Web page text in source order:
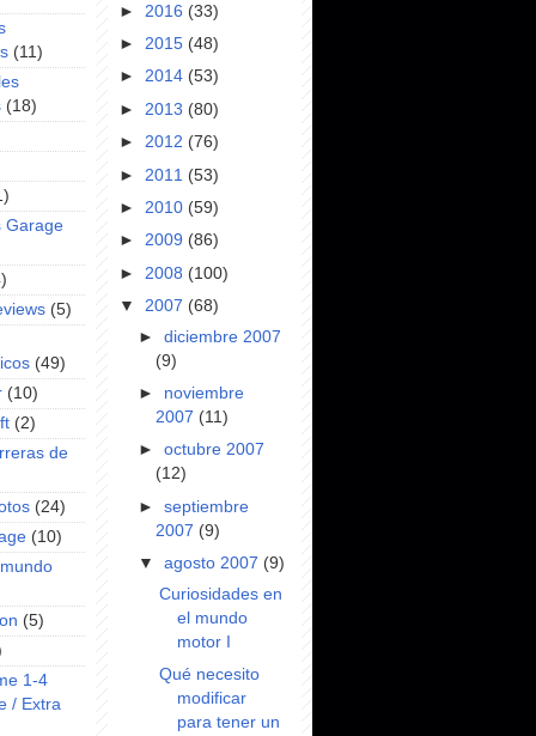
(11)
(18)
Garage
(5)
(49)
(10)
(2)
de
(24)
(10)
(5)
1-4
/ Extra
► 2016 (33)
► 2015 (48)
► 2014 (53)
► 2013 (80)
► 2012 (76)
► 2011 (53)
► 2010 (59)
► 2009 (86)
► 2008 (100)
▼ 2007 (68)
►diciembre 2007
(9)
► noviembre
2007 (11)
►octubre 2007
(12)
►septiembre
2007 (9)
▼agosto 2007 (9)
Curiosidades en
el mundo
motor I
Qué necesito
modificar
para tener un